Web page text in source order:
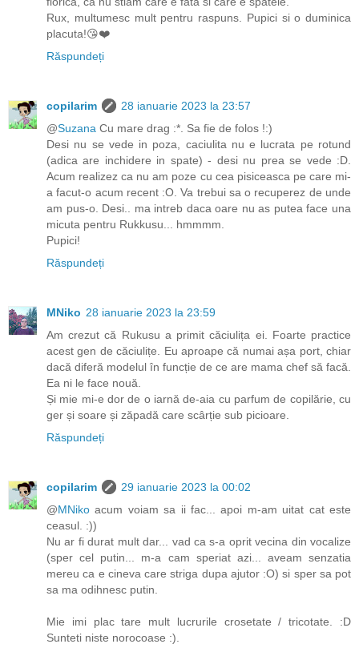
Rux, multumesc mult pentru raspuns. Pupici si o duminica
placuta!😘❤️
Răspundeți
copilarim
28 ianuarie 2023 la 23:57
@Suzana Cu mare drag :*. Sa fie de folos !:)
Desi nu se vede in poza, caciulita nu e lucrata pe rotund
(adica are inchidere in spate) - desi nu prea se vede :D.
Acum realizez ca nu am poze cu cea pisiceasca pe care mi-
a facut-o acum recent :O. Va trebui sa o recuperez de unde
am pus-o. Desi.. ma intreb daca oare nu as putea face una
micuta pentru Rukkusu... hmmmm.
Pupici!
Răspundeți
MNiko 28 ianuarie 2023 la 23:59
Am crezut că Rukusu a primit căciulița ei. Foarte practice
acest gen de căciulițe. Eu aproape că numai așa port, chiar
dacă diferă modelul în funcție de ce are mama chef să facă.
Ea ni le face nouă.
Și mie mi-e dor de o iarnă de-aia cu parfum de copilărie, cu
ger și soare și zăpadă care scârție sub picioare.
Răspundeți
copilarim
29 ianuarie 2023 la 00:02
@MNiko acum voiam sa ii fac... apoi m-am uitat cat este
ceasul. :))
Nu ar fi durat mult dar... vad ca s-a oprit vecina din vocalize
(sper cel putin... m-a cam speriat azi... aveam senzatia
mereu ca e cineva care striga dupa ajutor :O) si sper sa pot
sa ma odihnesc putin.
Mie imi plac tare mult lucrurile crosetate / tricotate. :D
Sunteti niste norocoase :).